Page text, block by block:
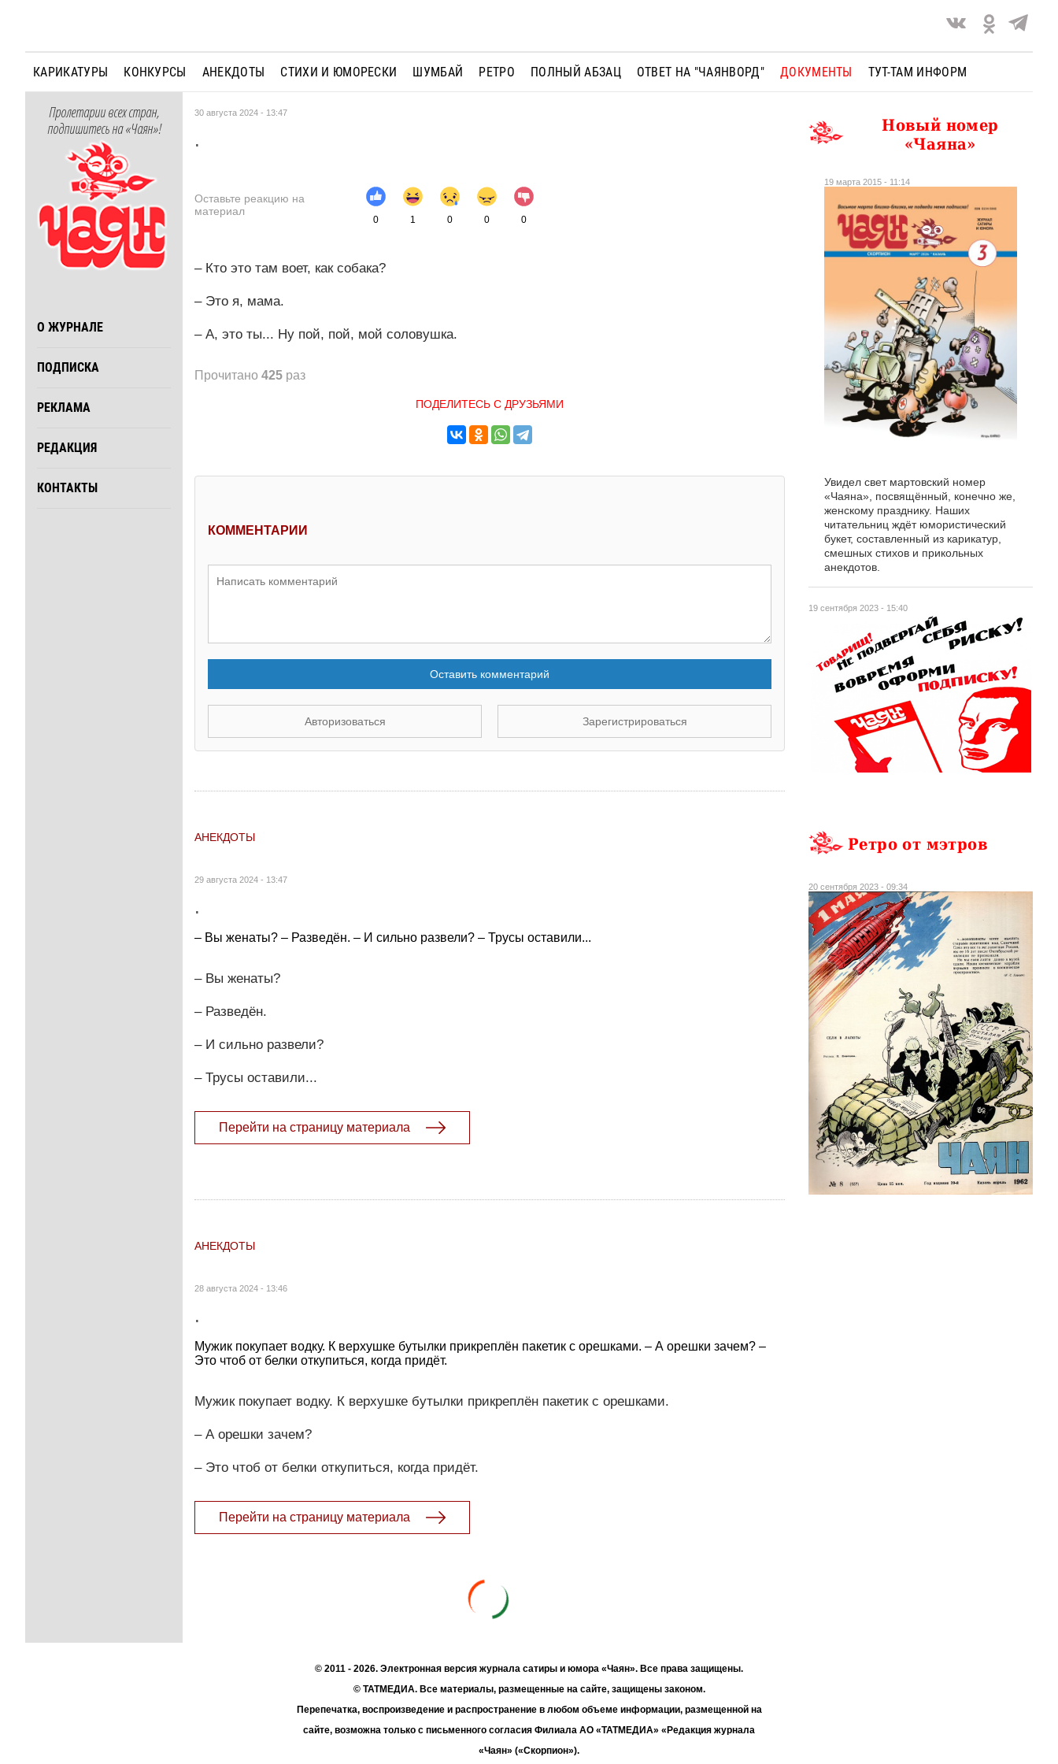
КАРИКАТУРЫ КОНКУРСЫ АНЕКДОТЫ СТИХИ И ЮМОРЕСКИ ШУМБАЙ РЕТРО ПОЛНЫЙ АБЗАЦ ОТВЕТ НА "ЧАЯНВОРД" ДОКУМЕНТЫ ТУТ-ТАМ ИНФОРМ
Пролетарии всех стран,
подпишитесь на «Чаян»!
О ЖУРНАЛЕ
ПОДПИСКА
РЕКЛАМА
РЕДАКЦИЯ
КОНТАКТЫ
30 августа 2024 - 13:47
.
Оставьте реакцию на
материал
0 1 0 0 0
– Кто это там воет, как собака?
– Это я, мама.
– А, это ты... Ну пой, пой, мой соловушка.
Прочитано 425 раз
ПОДЕЛИТЕСЬ С ДРУЗЬЯМИ
КОММЕНТАРИИ
Оставить комментарий
Авторизоваться Зарегистрироваться
АНЕКДОТЫ
29 августа 2024 - 13:47
.
– Вы женаты? – Разведён. – И сильно развели? – Трусы оставили...
– Вы женаты?
– Разведён.
– И сильно развели?
– Трусы оставили...
Перейти на страницу материала
АНЕКДОТЫ
28 августа 2024 - 13:46
.
Мужик покупает водку. К верхушке бутылки прикреплён пакетик с орешками. – А орешки зачем? –
Это чтоб от белки откупиться, когда придёт.
Мужик покупает водку. К верхушке бутылки прикреплён пакетик с орешками.
– А орешки зачем?
– Это чтоб от белки откупиться, когда придёт.
Перейти на страницу материала
19 сентября 2023 - 15:40
Новый номер
«Чаяна»
19 марта 2015 - 11:14
Увидел свет мартовский номер
«Чаяна», посвящённый, конечно же,
женскому празднику. Наших
читательниц ждёт юмористический
букет, составленный из карикатур,
смешных стихов и прикольных
анекдотов.
Ретро от мэтров
20 сентября 2023 - 09:34
© 2011 - 2026. Электронная версия журнала сатиры и юмора «Чаян». Все права защищены.
© ТАТМЕДИА. Все материалы, размещенные на сайте, защищены законом.
Перепечатка, воспроизведение и распространение в любом объеме информации, размещенной на
сайте, возможна только с письменного согласия Филиала АО «ТАТМЕДИА» «Редакция журнала
«Чаян» («Скорпион»).